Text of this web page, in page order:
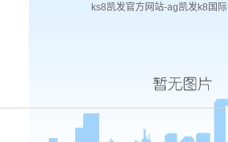
ks8凯发官方网站-ag凯发k8国际